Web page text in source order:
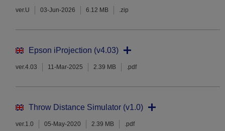
ver.U 03-Jun-2026 6.12 MB .zip
Epson iProjection (v4.03)
ver.4.03 11-Mar-2025 2.39 MB .pdf
Throw Distance Simulator (v1.0)
ver.1.0 05-May-2020 2.39 MB .pdf